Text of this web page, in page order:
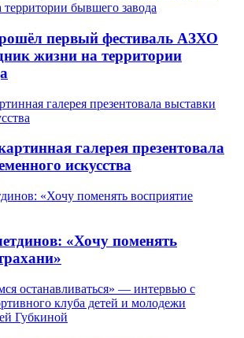
первый фестиваль АЗХО
жизни на территории
галерея презентовала
искусства
«Хочу поменять